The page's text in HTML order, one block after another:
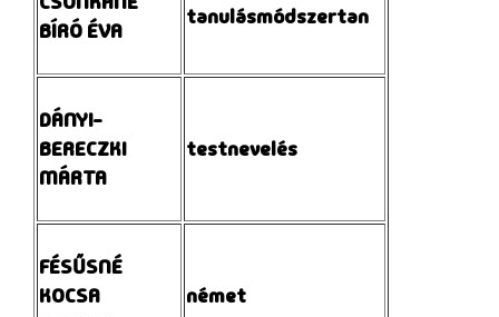
BÍRÓ ÉVA
tanulásmódszertan
DÁNYI-
BERECZKI
MÁRTA
testnevelés
FÉSŰSNÉ
KOCSA
német